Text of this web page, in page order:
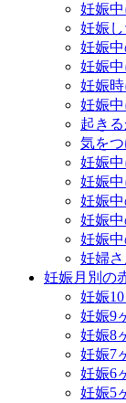
妊娠
妊娠
妊娠
妊娠
妊娠
妊娠
起き
気を
妊娠
妊娠
妊娠
妊娠
妊娠
妊婦
妊娠月別の
妊娠
妊娠9
妊娠8
妊娠7
妊娠6
妊娠5